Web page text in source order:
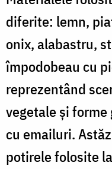
diferite: lemn,
onix, alabastru,
împodobeau cu
reprezentând
vegetale şi
cu emailuri.
potirele folosite